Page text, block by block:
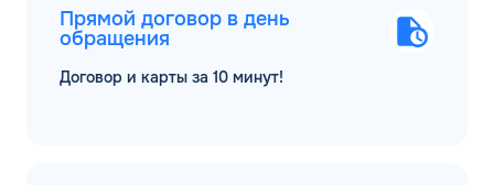
Прямой договор в день
обращения
Договор и карты за 10 минут!